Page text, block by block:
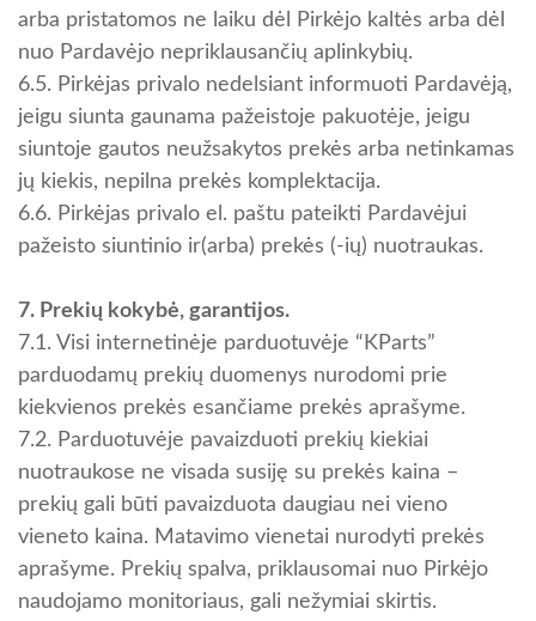
arba pristatomos ne laiku dėl Pirkėjo kaltės arba dėl
nuo Pardavėjo nepriklausančių aplinkybių.
6.5. Pirkėjas privalo nedelsiant informuoti Pardavėją,
jeigu siunta gaunama pažeistoje pakuotėje, jeigu
siuntoje gautos neužsakytos prekės arba netinkamas
jų kiekis, nepilna prekės komplektacija.
6.6. Pirkėjas privalo el. paštu pateikti Pardavėjui
pažeisto siuntinio ir(arba) prekės (-ių) nuotraukas.
7. Prekių kokybė, garantijos.
7.1. Visi internetinėje parduotuvėje “KParts”
parduodamų prekių duomenys nurodomi prie
kiekvienos prekės esančiame prekės aprašyme.
7.2. Parduotuvėje pavaizduoti prekių kiekiai
nuotraukose ne visada susiję su prekės kaina –
prekių gali būti pavaizduota daugiau nei vieno
vieneto kaina. Matavimo vienetai nurodyti prekės
aprašyme. Prekių spalva, priklausomai nuo Pirkėjo
naudojamo monitoriaus, gali nežymiai skirtis.